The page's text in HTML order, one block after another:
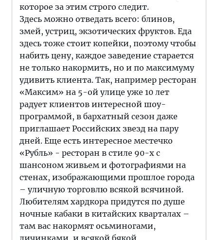
которое за этим строго следит.
Здесь можно отведать всего: блинов,
змей, устриц, экзотических фруктов. Еда
здесь тоже стоит копейки, поэтому чтобы
набить цену, каждое заведение старается
не только накормить, но и по максимуму
удивить клиента. Так, например ресторан
«Максим» на 5-ой улице уже 10 лет
радует клиентов интересной шоу-
программой, в бархатный сезон даже
приглашает Российских звезд на пару
дней. Еще есть интересное местечко
«Рубль» - ресторан в стиле 90-х с
шансоном живьем и фотографиями на
стенах, изображающими прошлое города
– уличную торговлю всякой всячиной.
Любителям хардкора придутся по душе
ночные кабаки в китайских кварталах –
там вас накормят осьминогами,
личинками, и всякой бякой,